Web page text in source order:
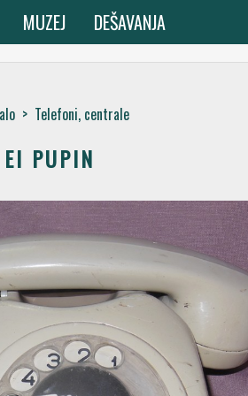
MUZEJ DEŠAVANJA
> Telefoni, centrale
EI PUPIN